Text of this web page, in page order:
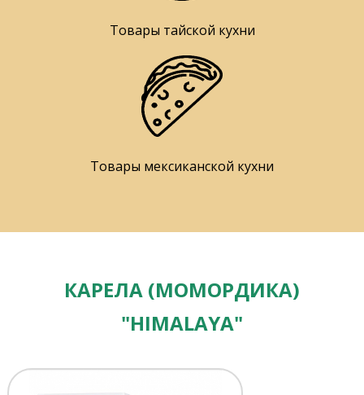
Товары тайской кухни
Товары мексиканской кухни
КАРЕЛА (МОМОРДИКА)
"HIMALAYA"